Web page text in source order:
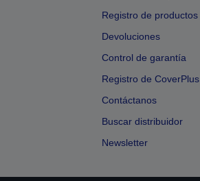
Registro de productos
Devoluciones
Control de garantía
Registro de CoverPlus
Contáctanos
Buscar distribuidor
Newsletter